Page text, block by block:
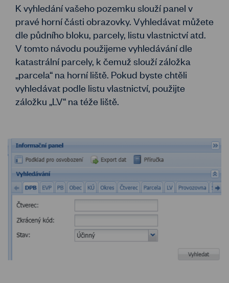
K vyhledání vašeho pozemku slouží panel v
pravé horní části obrazovky. Vyhledávat můžete
dle půdního bloku, parcely, listu vlastnictví atd.
V tomto návodu použijeme vyhledávání dle
katastrální parcely, k čemuž slouží záložka
„parcela“ na horní liště. Pokud byste chtěli
vyhledávat podle listu vlastnictví, použijte
záložku „LV“ na téže liště.